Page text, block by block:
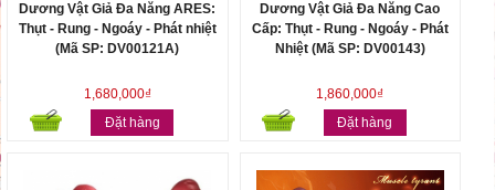
Dương Vật Giả Đa Năng ARES:
Thụt - Rung - Ngoáy - Phát nhiệt
(Mã SP: DV00121A)
1,680,000₫
Đặt hàng
Dương Vật Giả Đa Năng Cao
Cấp: Thụt - Rung - Ngoáy - Phát
Nhiệt (Mã SP: DV00143)
1,860,000₫
Đặt hàng